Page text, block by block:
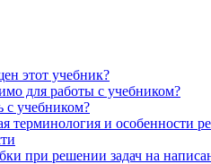
этот учебник?
для работы с учебником?
с учебником?
терминология и особенности
при решении задач на